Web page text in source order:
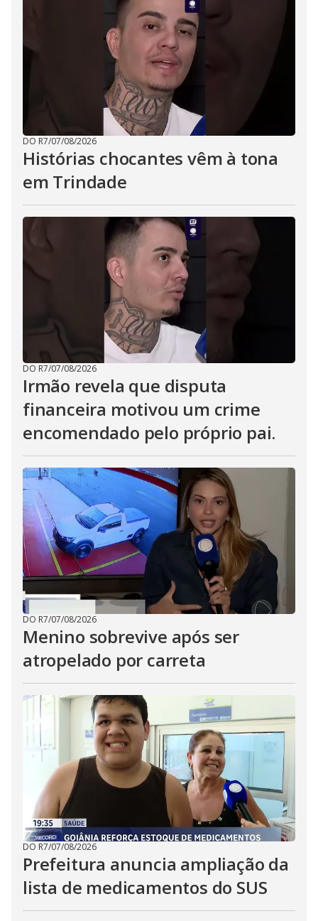
DO R7/07/08/2026
Histórias chocantes vêm à tona
em Trindade
DO R7/07/08/2026
Irmão revela que disputa
financeira motivou um crime
encomendado pelo próprio pai.
DO R7/07/08/2026
Menino sobrevive após ser
atropelado por carreta
DO R7/07/08/2026
Prefeitura anuncia ampliação da
lista de medicamentos do SUS